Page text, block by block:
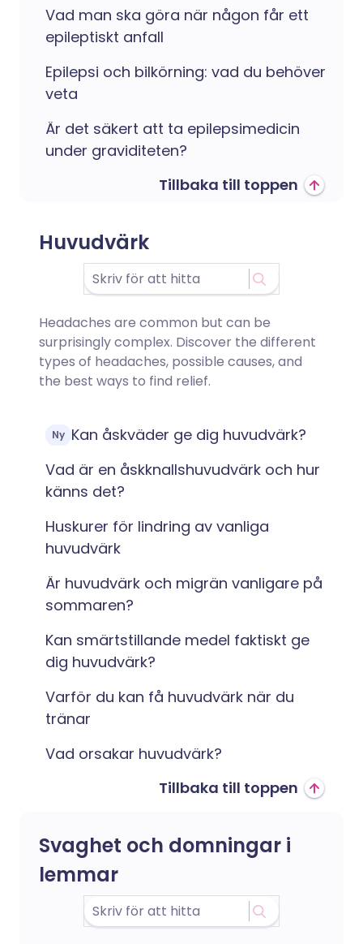
Vad man ska göra när någon får ett
epileptiskt anfall
Epilepsi och bilkörning: vad du behöver
veta
Är det säkert att ta epilepsimedicin
under graviditeten?
Tillbaka till toppen
Huvudvärk
Headaches are common but can be
surprisingly complex. Discover the different
types of headaches, possible causes, and
the best ways to find relief.
Ny Kan åskväder ge dig huvudvärk?
Vad är en åskknallshuvudvärk och hur
känns det?
Huskurer för lindring av vanliga
huvudvärk
Är huvudvärk och migrän vanligare på
sommaren?
Kan smärtstillande medel faktiskt ge
dig huvudvärk?
Varför du kan få huvudvärk när du
tränar
Vad orsakar huvudvärk?
Tillbaka till toppen
Svaghet och domningar i
lemmar